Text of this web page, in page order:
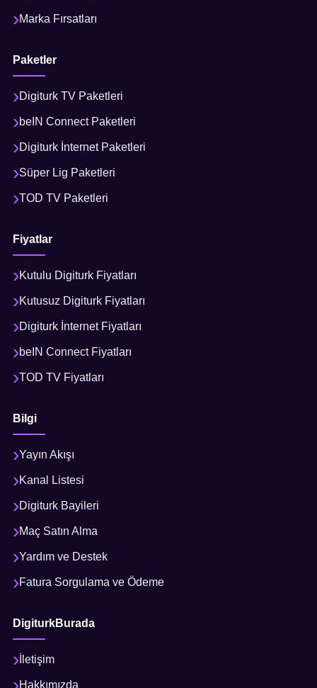
Marka Fırsatları
Paketler
Digiturk TV Paketleri
beIN Connect Paketleri
Digiturk İnternet Paketleri
Süper Lig Paketleri
TOD TV Paketleri
Fiyatlar
Kutulu Digiturk Fiyatları
Kutusuz Digiturk Fiyatları
Digiturk İnternet Fiyatları
beIN Connect Fiyatları
TOD TV Fiyatları
Bilgi
Yayın Akışı
Kanal Listesi
Digiturk Bayileri
Maç Satın Alma
Yardım ve Destek
Fatura Sorgulama ve Ödeme
DigiturkBurada
İletişim
Hakkımızda